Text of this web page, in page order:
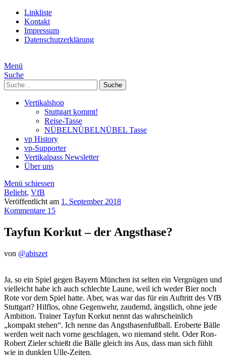
Linkliste
Kontakt
Impressum
Datenschutzerklärung
Menü
Suche
Suche
Vertikalshop
Stuttgart kommt!
Reise-Tasse
NÜBELNÜBELNÜBEL Tasse
vp History
vp-Supporter
Vertikalpass Newsletter
Über uns
Menü schiessen
Beliebt, VfB
Veröffentlicht am 1. September 2018
Kommentare 15
Tayfun Korkut – der Angsthase?
von @abiszet
Ja, so ein Spiel gegen Bayern München ist selten ein Vergnügen und
vielleicht habe ich auch schlechte Laune, weil ich weder Bier noch
Rote vor dem Spiel hatte. Aber, was war das für ein Auftritt des VfB
Stuttgart? Hilflos, ohne Gegenwehr, zaudernd, ängstlich, ohne jede
Ambition. Trainer Tayfun Korkut nennt das wahrscheinlich
„kompakt stehen“. Ich nenne das Angsthasenfußball. Eroberte Bälle
werden weit nach vorne geschlagen, wo niemand steht. Oder Ron-
Robert Zieler schießt die Bälle gleich ins Aus, dass man sich fühlt
wie in dunklen Ulle-Zeiten.